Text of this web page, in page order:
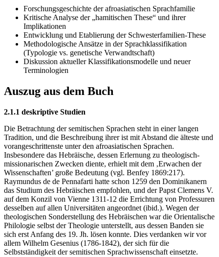
Forschungsgeschichte der afroasiatischen Sprachfamilie
Kritische Analyse der „hamitischen These“ und ihrer
Implikationen
Entwicklung und Etablierung der Schwesterfamilien-These
Methodologische Ansätze in der Sprachklassifikation
(Typologie vs. genetische Verwandtschaft)
Diskussion aktueller Klassifikationsmodelle und neuer
Terminologien
Auszug aus dem Buch
2.1.1 deskriptive Studien
Die Betrachtung der semitischen Sprachen steht in einer langen
Tradition, und die Beschreibung ihrer ist mit Abstand die älteste und
vorangeschrittenste unter den afroasiatischen Sprachen.
Insbesondere das Hebräische, dessen Erlernung zu theologisch-
missionarischen Zwecken diente, erhielt mit dem ‚Erwachen der
Wissenschaften’ große Bedeutung (vgl. Benfey 1869:217).
Raymundus de de Pennafarti hatte schon 1259 den Dominikanern
das Studium des Hebräischen empfohlen, und der Papst Clemens V.
auf dem Konzil von Vienne 1311-12 die Errichtung von Professuren
desselben auf allen Universitäten angeordnet (ibid.). Wegen der
theologischen Sonderstellung des Hebräischen war die Orientalische
Philologie selbst der Theologie unterstellt, aus dessen Banden sie
sich erst Anfang des 19. Jh. lösen konnte. Dies verdanken wir vor
allem Wilhelm Gesenius (1786-1842), der sich für die
Selbstständigkeit der semitischen Sprachwissenschaft einsetzte.